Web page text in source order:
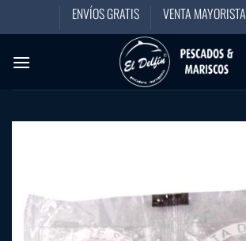
ENVÍOS GRATIS VENTA MAYORISTA